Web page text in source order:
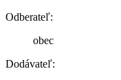
Odberateľ:
obec
Dodávateľ: